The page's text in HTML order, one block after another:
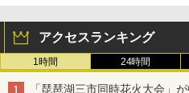
アクセスランキング
1時間 24時間
「琵琶湖三市同時花火大会」